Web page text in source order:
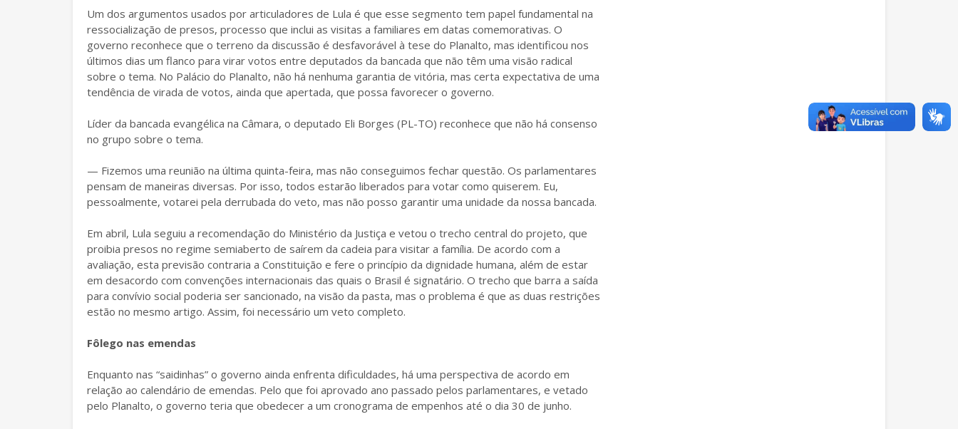
Um dos argumentos usados por articuladores de Lula é que esse segmento tem papel fundamental na
ressocialização de presos, processo que inclui as visitas a familiares em datas comemorativas. O
governo reconhece que o terreno da discussão é desfavorável à tese do Planalto, mas identificou nos
últimos dias um flanco para virar votos entre deputados da bancada que não têm uma visão radical
sobre o tema. No Palácio do Planalto, não há nenhuma garantia de vitória, mas certa expectativa de uma
tendência de virada de votos, ainda que apertada, que possa favorecer o governo.
Líder da bancada evangélica na Câmara, o deputado Eli Borges (PL-TO) reconhece que não há consenso
no grupo sobre o tema.
— Fizemos uma reunião na última quinta-feira, mas não conseguimos fechar questão. Os parlamentares
pensam de maneiras diversas. Por isso, todos estarão liberados para votar como quiserem. Eu,
pessoalmente, votarei pela derrubada do veto, mas não posso garantir uma unidade da nossa bancada.
Em abril, Lula seguiu a recomendação do Ministério da Justiça e vetou o trecho central do projeto, que
proibia presos no regime semiaberto de saírem da cadeia para visitar a família. De acordo com a
avaliação, esta previsão contraria a Constituição e fere o princípio da dignidade humana, além de estar
em desacordo com convenções internacionais das quais o Brasil é signatário. O trecho que barra a saída
para convívio social poderia ser sancionado, na visão da pasta, mas o problema é que as duas restrições
estão no mesmo artigo. Assim, foi necessário um veto completo.
Fôlego nas emendas
Enquanto nas “saidinhas” o governo ainda enfrenta dificuldades, há uma perspectiva de acordo em
relação ao calendário de emendas. Pelo que foi aprovado ano passado pelos parlamentares, e vetado
pelo Planalto, o governo teria que obedecer a um cronograma de empenhos até o dia 30 de junho.